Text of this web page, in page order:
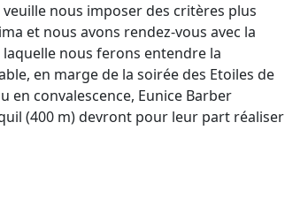
nous imposer des critères plus
et nous avons rendez-vous avec la
nous ferons entendre la
en marge de la soirée des Etoiles de
en convalescence, Eunice Barber
(400 m) devront pour leur part réaliser